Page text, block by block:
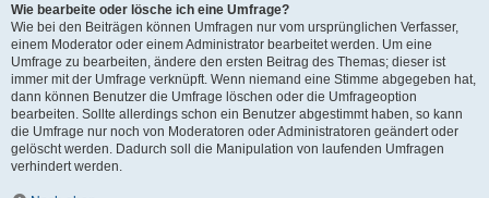
Wie bearbeite oder lösche ich eine Umfrage?
Wie bei den Beiträgen können Umfragen nur vom ursprünglichen Verfasser,
einem Moderator oder einem Administrator bearbeitet werden. Um eine
Umfrage zu bearbeiten, ändere den ersten Beitrag des Themas; dieser ist
immer mit der Umfrage verknüpft. Wenn niemand eine Stimme abgegeben hat,
dann können Benutzer die Umfrage löschen oder die Umfrageoption
bearbeiten. Sollte allerdings schon ein Benutzer abgestimmt haben, so kann
die Umfrage nur noch von Moderatoren oder Administratoren geändert oder
gelöscht werden. Dadurch soll die Manipulation von laufenden Umfragen
verhindert werden.